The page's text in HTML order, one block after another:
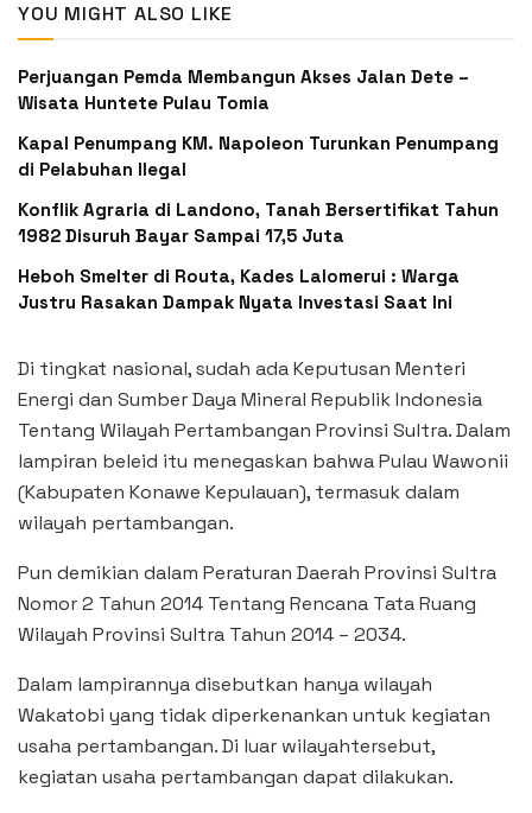
YOU MIGHT ALSO LIKE
Perjuangan Pemda Membangun Akses Jalan Dete –
Wisata Huntete Pulau Tomia
Kapal Penumpang KM. Napoleon Turunkan Penumpang
di Pelabuhan Ilegal
Konflik Agraria di Landono, Tanah Bersertifikat Tahun
1982 Disuruh Bayar Sampai 17,5 Juta
Heboh Smelter di Routa, Kades Lalomerui : Warga
Justru Rasakan Dampak Nyata Investasi Saat Ini
Di tingkat nasional, sudah ada Keputusan Menteri
Energi dan Sumber Daya Mineral Republik Indonesia
Tentang Wilayah Pertambangan Provinsi Sultra. Dalam
lampiran beleid itu menegaskan bahwa Pulau Wawonii
(Kabupaten Konawe Kepulauan), termasuk dalam
wilayah pertambangan.
Pun demikian dalam Peraturan Daerah Provinsi Sultra
Nomor 2 Tahun 2014 Tentang Rencana Tata Ruang
Wilayah Provinsi Sultra Tahun 2014 – 2034.
Dalam lampirannya disebutkan hanya wilayah
Wakatobi yang tidak diperkenankan untuk kegiatan
usaha pertambangan. Di luar wilayahtersebut,
kegiatan usaha pertambangan dapat dilakukan.